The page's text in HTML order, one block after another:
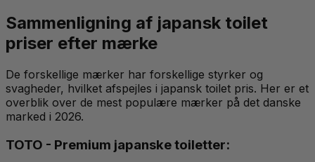
Sammenligning af japansk toilet
priser efter mærke
De forskellige mærker har forskellige styrker og
svagheder, hvilket afspejles i japansk toilet pris. Her er et
overblik over de mest populære mærker på det danske
marked i 2026.
TOTO - Premium japanske toiletter: